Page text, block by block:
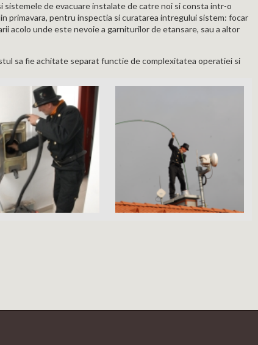
de evacuare instalate de catre noi si consta intr-o
primavara, pentru inspectia si curatarea intregului sistem: focar
acolo unde este nevoie a garniturilor de etansare, sau a altor
sa fie achitate separat functie de complexitatea operatiei si